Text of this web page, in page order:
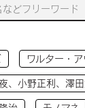
ワルター・
、小野正利、澤